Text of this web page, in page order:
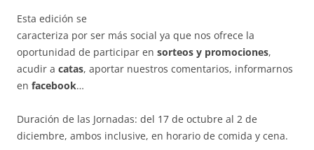
Esta edición se
caracteriza por ser más social ya que nos ofrece la
oportunidad de participar en sorteos y promociones,
acudir a catas, aportar nuestros comentarios, informarnos
en facebook…
Duración de las Jornadas: del 17 de octubre al 2 de
diciembre, ambos inclusive, en horario de comida y cena.